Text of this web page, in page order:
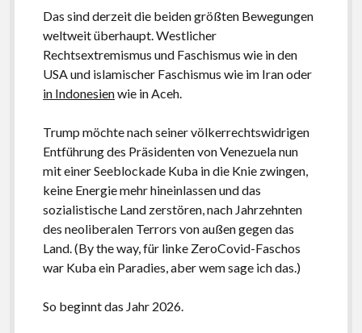
Das sind derzeit die beiden größten Bewegungen
weltweit überhaupt. Westlicher
Rechtsextremismus und Faschismus wie in den
USA und islamischer Faschismus wie im Iran oder
in Indonesienwie in Aceh.
Trump möchte nach seiner völkerrechtswidrigen
Entführung des Präsidenten von Venezuela nun
mit einer Seeblockade Kuba in die Knie zwingen,
keine Energie mehr hineinlassen und das
sozialistische Land zerstören, nach Jahrzehnten
des neoliberalen Terrors von außen gegen das
Land. (By the way, für linke ZeroCovid-Faschos
war Kuba ein Paradies, aber wem sage ich das.)
So beginnt das Jahr 2026.